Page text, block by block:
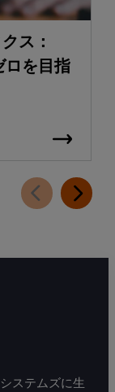
ス：
ロを目指
ステムズに生